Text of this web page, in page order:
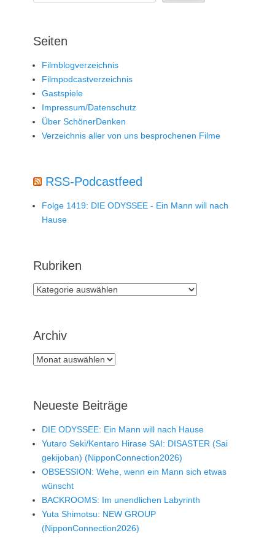
Seiten
Filmblogverzeichnis
Filmpodcastverzeichnis
Gastspiele
Impressum/Datenschutz
Über SchönerDenken
Verzeichnis aller von uns besprochenen Filme
RSS-Podcastfeed
Folge 1419: DIE ODYSSEE - Ein Mann will nach
Hause
Rubriken
Rubriken
Archiv
Archiv
Neueste Beiträge
DIE ODYSSEE: Ein Mann will nach Hause
Yutaro Seki/Kentaro Hirase SAI: DISASTER (Sai
gekijoban) (NipponConnection2026)
OBSESSION: Wehe, wenn ein Mann sich etwas
wünscht
BACKROOMS: Im unendlichen Labyrinth
Yuta Shimotsu: NEW GROUP
(NipponConnection2026)